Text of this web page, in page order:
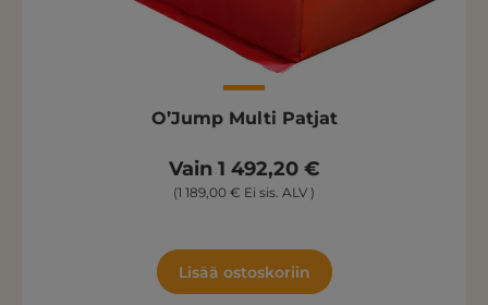
O’Jump Multi Patjat
Vain 1 492,20 €
(1 189,00 € Ei sis. ALV )
Lisää ostoskoriin